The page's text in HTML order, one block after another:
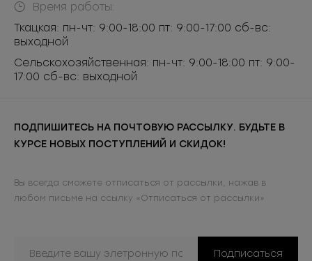
Время работы:
Ткацкая: пн-чт: 9:00-18:00 пт: 9:00-17:00 сб-вс:
выходной
Сельскохозяйственная: пн-чт: 9:00-18:00 пт: 9:00-
17:00 сб-вс: выходной
ПОДПИШИТЕСЬ НА ПОЧТОВУЮ РАССЫЛКУ. БУДЬТЕ В
КУРСЕ НОВЫХ ПОСТУПЛЕНИЙ И СКИДОК!
Вы всегда сможете отписаться от рассылки, нажав в
любом письме на ссылку «Отписаться от рассылки»
Подписаться